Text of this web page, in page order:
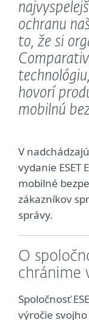
ochranu
to, že si
hovorí
mobilnú
V
vydanie ESET
mobilné
zákazníkov
správy.
O
chránime
Spoločnosť
výročie